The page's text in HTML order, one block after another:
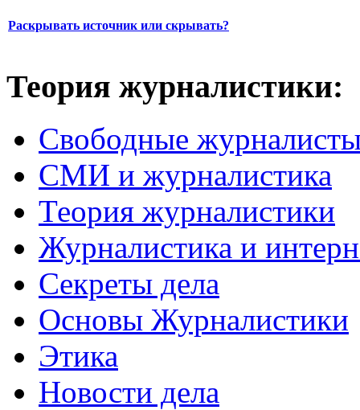
Раскрывать источник или скрывать?
Теория журналистики:
Свободные
СМИ и журналистика
Теория журналистики
Журналистика и
Секреты дела
Основы Журналистики
Этика
Новости дела